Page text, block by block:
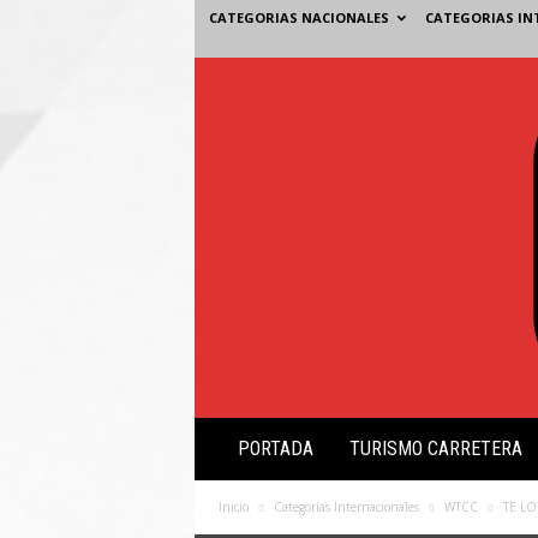
CATEGORIAS NACIONALES CATEGORIAS
s
ó
PORTADA TURISMO CARRETERA
Inicio Categorias Internacionales WTCC TE